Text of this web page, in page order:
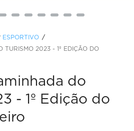
ESPORTIVO
TURISMO 2023 - 1º EDIÇÃO DO
do
- 1º Edição do